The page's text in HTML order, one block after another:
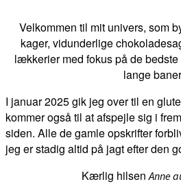
Velkommen til mit univers, som
kager, vidunderlige
lækkerier med fokus på de
lange
I januar 2025 gik jeg over til en
kommer også til at afspejle sig i
siden. Alle de gamle opskrifter
jeg er stadig altid på jagt efter den
Kærlig hilsenAnne